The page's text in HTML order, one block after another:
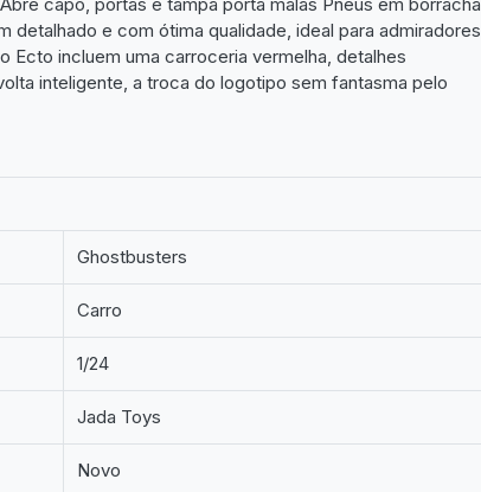
e com ótima qualidade, ideal para admiradores
Ecto incluem uma carroceria vermelha, detalhes
inteligente, a troca do logotipo sem fantasma pelo
Ghostbusters
Carro
1/24
Jada Toys
Novo